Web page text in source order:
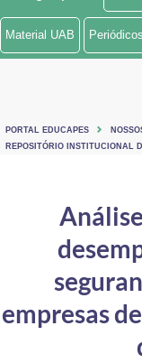
Ministério de Minas e Energia
Ministério do Turismo
Controladoria-Geral da União
Ministério da Mulher, da
Material UAB Periódicos
PORTAL EDUCAPES
REPOSITÓRIO INSTITUCIONAL
empresas